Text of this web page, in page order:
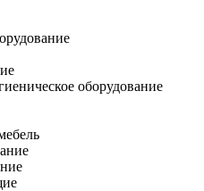
оборудование